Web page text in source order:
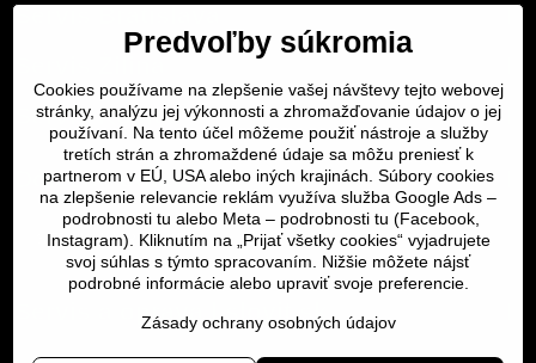
Servis Bratislava
Servis Košice
Dôležité odkazy
SERVIS KURIÉROM
Servis a oprava | slovit.sk
Predvoľby súkromia
Cookies používame na zlepšenie vašej návštevy tejto webovej
stránky, analýzu jej výkonnosti a zhromažďovanie údajov o jej
používaní. Na tento účel môžeme použiť nástroje a služby
tretích strán a zhromaždené údaje sa môžu preniesť k
partnerom v EÚ, USA alebo iných krajinách. Súbory cookies
na zlepšenie relevancie reklám využíva služba Google Ads –
podrobnosti tu alebo Meta – podrobnosti tu (Facebook,
Instagram). Kliknutím na „Prijať všetky cookies“ vyjadrujete
svoj súhlas s týmto spracovaním. Nižšie môžete nájsť
podrobné informácie alebo upraviť svoje preferencie.
Zásady ochrany osobných údajov